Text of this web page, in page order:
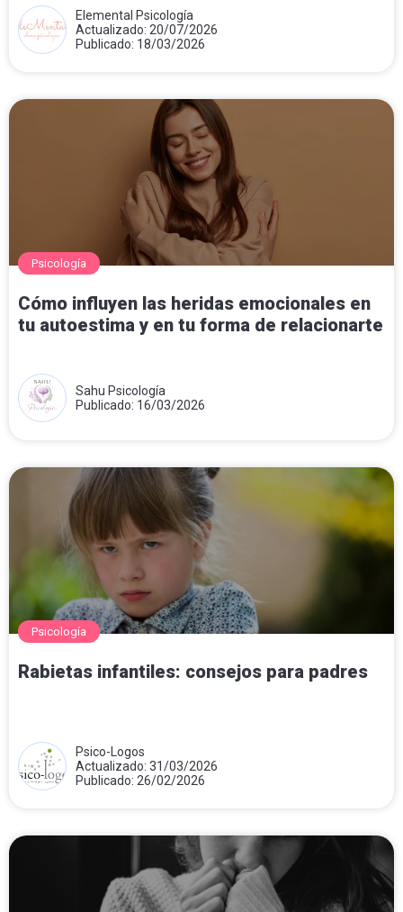
Elemental Psicología
Actualizado: 20/07/2026
Publicado: 18/03/2026
Psicología
Cómo influyen las heridas emocionales en
tu autoestima y en tu forma de relacionarte
Sahu Psicología
Publicado: 16/03/2026
Psicología
Rabietas infantiles: consejos para padres
Psico-Logos
Actualizado: 31/03/2026
Publicado: 26/02/2026